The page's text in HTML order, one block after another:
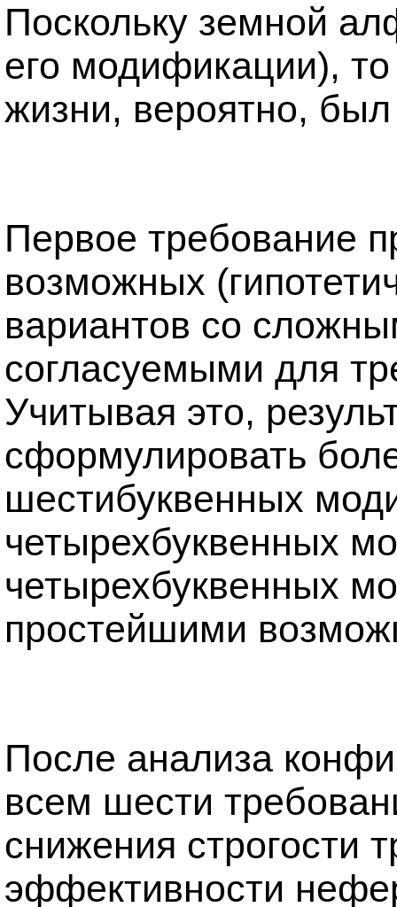
Поскольку земной
его модификации),
жизни, вероятно,
Первое требование
возможных
вариантов со
согласуемыми для
Учитывая это,
сформулировать
шестибуквенных
четырехбуквенных
четырехбуквенных
простейшими
После анализа
всем шести
снижения строгости
эффективности